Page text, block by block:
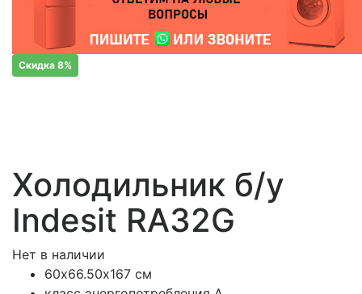
Скидка 8%
Холодильник б/у
Indesit RA32G
Нет в наличии
60х66.50х167 см